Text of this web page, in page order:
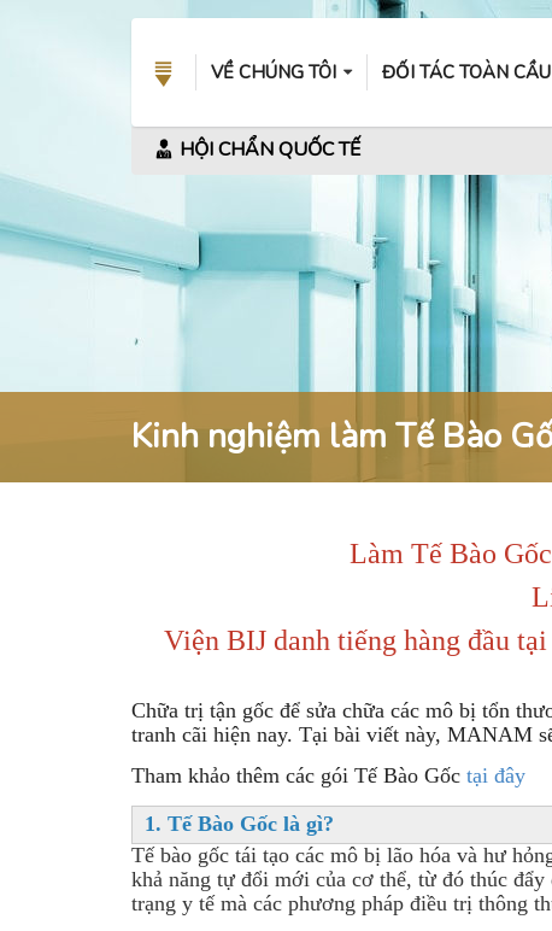
VỀ CHÚNG TÔI ĐỐI TÁC TOÀN CẦU
HỘI CHẨN QUỐC TẾ
Kinh nghiệm làm Tế Bào
Làm Tế Bào
Viện BIJ danh tiếng hàng đầu
Chữa trị tận gốc để sửa chữa các mô bị tổn
tranh cãi hiện nay. Tại bài viết này, MANAM
Tham khảo thêm các gói Tế Bào Gốc tại đây
1. Tế Bào Gốc là gì?
Tế bào gốc tái tạo các mô bị lão hóa và hư
khả năng tự đổi mới của cơ thể, từ đó thúc đẩy
trạng y tế mà các phương pháp điều trị thông